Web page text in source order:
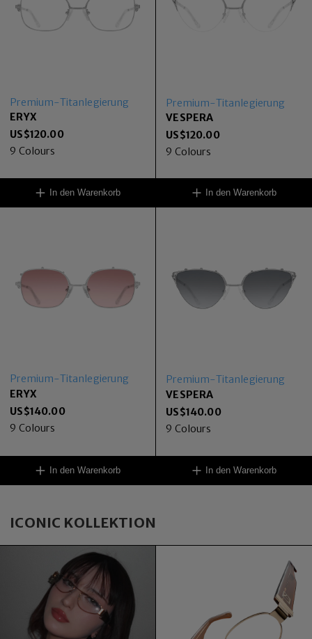
Premium-Titanlegierung
ERYX
US$120.00
9 Colours
In den Warenkorb
Premium-Titanlegierung
VESPERA
US$120.00
9 Colours
In den Warenkorb
Premium-Titanlegierung
ERYX
US$140.00
9 Colours
In den Warenkorb
Premium-Titanlegierung
VESPERA
US$140.00
9 Colours
In den Warenkorb
ICONIC KOLLEKTION